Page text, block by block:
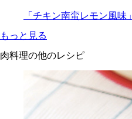
「チキン南蛮レモン風味」
もっと見る
肉料理の他のレシピ